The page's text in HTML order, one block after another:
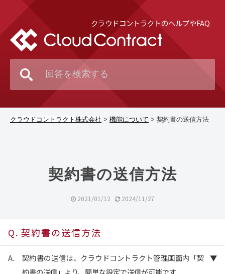
クラウドコントラクトのヘルプやFAQ
クラウドコントラクト株式会社 > 機能について > 契約書の送信方法
契約書の送信方法
2021/01/12 2024/11/27
契約書の送信方法
契約書の送信は、クラウドコントラクト管理画面内「契
約書の送信」より、簡単な設定で送信が可能です